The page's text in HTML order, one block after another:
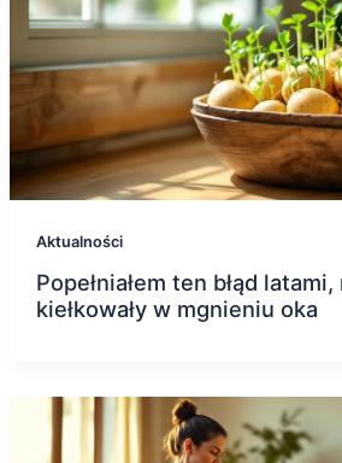
Aktualności
Popełniałem ten błąd
kiełkowały w mgnieniu oka